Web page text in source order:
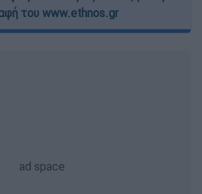
του www.ethnos.gr